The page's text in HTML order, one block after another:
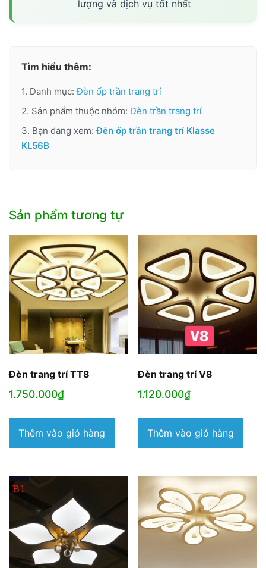
lượng và dịch vụ tốt nhất
Tìm hiểu thêm:
1. Danh mục:Đèn ốp trần trang trí
2. Sản phẩm thuộc nhóm:Đèn trần trang trí
3. Bạn đang xem:Đèn ốp trần trang trí Klasse
KL56B
Sản phẩm tương tự
Đèn trang trí TT8
1.750.000₫
Thêm vào giỏ hàng
Đèn trang trí V8
1.120.000₫
Thêm vào giỏ hàng